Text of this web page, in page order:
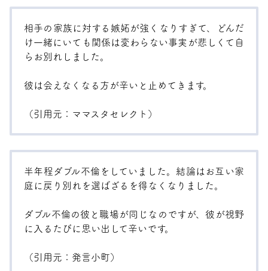
相手の家族に対する嫉妬が強くなりすぎて、どんだ
け一緒にいても関係は変わらない事実が悲しくて自
らお別れしました。
彼は会えなくなる方が辛いと止めてきます。
（引用元： ママスタセレクト ）
半年程ダブル不倫をしていました。結論はお互い家
庭に戻り別れを選ばざるを得なくなりました。
ダブル不倫の彼と職場が同じなのですが、彼が視野
に入るたびに思い出して辛いです。
（引用元： 発言小町）